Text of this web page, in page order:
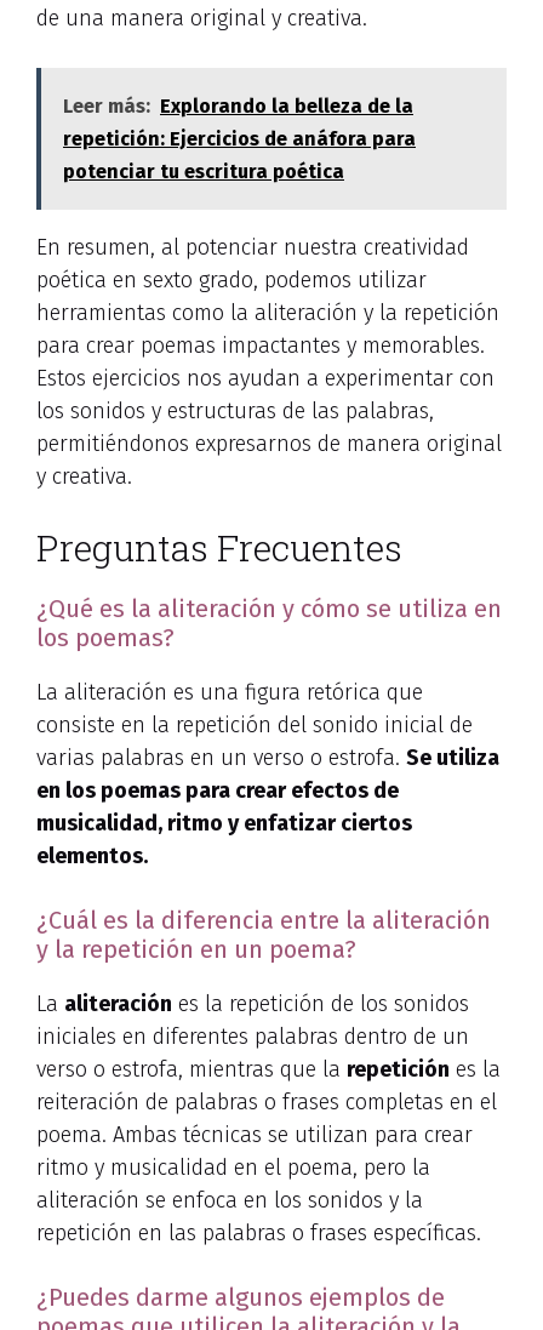
de una manera original y creativa.
Leer más: Explorando la belleza de la
repetición: Ejercicios de anáfora para
potenciar tu escritura poética
En resumen, al potenciar nuestra creatividad
poética en sexto grado, podemos utilizar
herramientas como la aliteración y la repetición
para crear poemas impactantes y memorables.
Estos ejercicios nos ayudan a experimentar con
los sonidos y estructuras de las palabras,
permitiéndonos expresarnos de manera original
y creativa.
Preguntas Frecuentes
¿Qué es la aliteración y cómo se utiliza en
los poemas?
La aliteración es una figura retórica que
consiste en la repetición del sonido inicial de
varias palabras en un verso o estrofa. Se utiliza
en los poemas para crear efectos de
musicalidad, ritmo y enfatizar ciertos
elementos.
¿Cuál es la diferencia entre la aliteración
y la repetición en un poema?
La aliteración es la repetición de los sonidos
iniciales en diferentes palabras dentro de un
verso o estrofa, mientras que la repetición es la
reiteración de palabras o frases completas en el
poema. Ambas técnicas se utilizan para crear
ritmo y musicalidad en el poema, pero la
aliteración se enfoca en los sonidos y la
repetición en las palabras o frases específicas.
¿Puedes darme algunos ejemplos de